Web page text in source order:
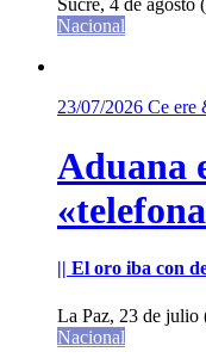
Sucre, 4 de
Nacional
23/07/2026 Ce ere
Aduana
|| El oro iba con
La Paz, 23 de
Nacional